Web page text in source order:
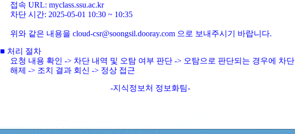
접속 URL: myclass.ssu.ac.kr
차단 시간: 2025-05-01 10:30 ~ 10:35
위와 같은 내용을 cloud-csr@soongsil.dooray.com 으로 보내주시기 바랍니다.
■ 처리 절차
요청 내용 확인 -> 차단 내역 및 오탐 여부 판단 -> 오탐으로 판단되는 경우에 차단
해제 -> 조치 결과 회신 -> 정상 접근
-지식정보처 정보화팀-